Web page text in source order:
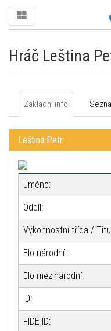
Hráč Leština
Základní info
Leština Petr
Jméno:
Oddíl:
Výkonnostní třída /
Elo národní:
Elo mezinárodní:
ID:
FIDE ID: